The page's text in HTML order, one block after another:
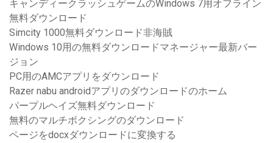
キャンディークラッシュゲームのWindows 7用オフライン
無料ダウンロード
Simcity 1000無料ダウンロード非海賊
Windows 10用の無料ダウンロードマネージャー最新バー
ジョン
PC用のAMCアプリをダウンロード
Razer nabu androidアプリのダウンロードのホーム
パープルヘイズ無料ダウンロード
無料のマルチボクシングのダウンロード
ページをdocxダウンロードに変換する